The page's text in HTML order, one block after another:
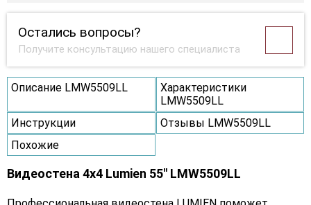
Остались вопросы?
Получите консультацию нашего специалиста
Описание LMW5509LL
Характеристики
LMW5509LL
Инструкции
Отзывы LMW5509LL
Похожие
Видеостена 4x4 Lumien 55" LMW5509LL